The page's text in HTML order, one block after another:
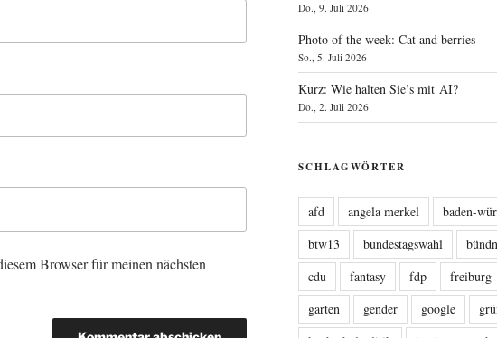
Browser für meinen nächsten
Do., 9. Juli 2026
Photo of the week: Cat and berries
So., 5. Juli 2026
Kurz: Wie halten Sie’s mit AI?
Do., 2. Juli 2026
SCHLAGWÖRTER
afd angela merkel baden-
btw13
bundestagswahl
cdu
fantasy fdp freiburg
garten
gender google